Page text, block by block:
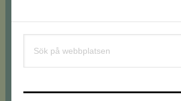
Primärt
sidofält
webbplatsen